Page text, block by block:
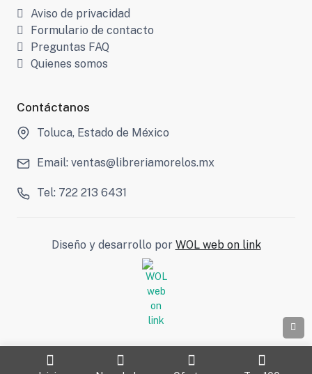
Aviso de privacidad
Formulario de contacto
Preguntas FAQ
Quienes somos
Contáctanos
Toluca, Estado de México
Email: ventas@libreriamorelos.mx
Tel: 722 213 6431
Diseño y desarrollo por WOL web on link